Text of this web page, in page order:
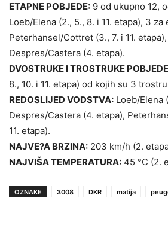
ETAPNE POBJEDE: 9 od ukupno 12,
Loeb/Elena (2., 5., 8. i 11. etapa), 3 za
Peterhansel/Cottret (3., 7. i 11.
Despres/Castera (4. etapa).
DVOSTRUKE I TROSTRUKE
8., 10. i 11. etapa) od kojih su 3
REDOSLIJED VODSTVA: Loeb/Elena
Despres/Castera (4. etapa),
11. etapa).
NAJVE?A BRZINA: 203 km/h (2.
NAJVIŠA TEMPERATURA: 45 °C (2.
OZNAKE 3008 DKR matija